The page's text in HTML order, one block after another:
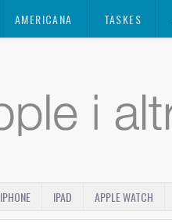
AMERICANA TASKES
IPHONE IPAD APPLE WATCH